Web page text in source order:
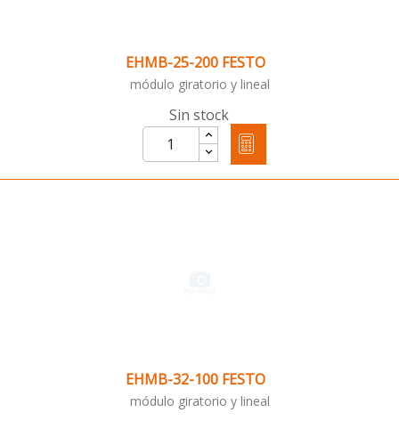
EHMB-25-200 FESTO
módulo giratorio y lineal
Sin stock
EHMB-32-100 FESTO
módulo giratorio y lineal